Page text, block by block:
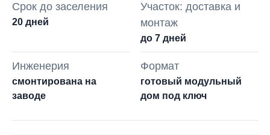
Срок до заселения
20 дней
Участок: доставка и
монтаж
до 7 дней
Инженерия
смонтирована на
заводе
Формат
готовый модульный
дом под ключ